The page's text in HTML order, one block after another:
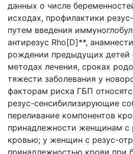
данных о числе
исходах, профилактики
путем введения
антирезус Rho[D]**,
рождении предыдущих детей
методах лечения, сроках
тяжести заболевания у
факторам риска ГБП
резус-сенсибилизирующие
переливание компонентов
принадлежности женщинам с
кровью; у женщин с резус-
принадлежностью крови при